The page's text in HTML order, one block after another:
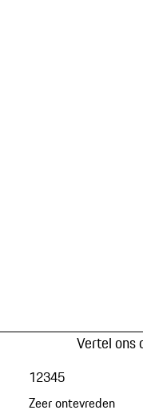
Vertel ons
Zeer ontevreden
12345